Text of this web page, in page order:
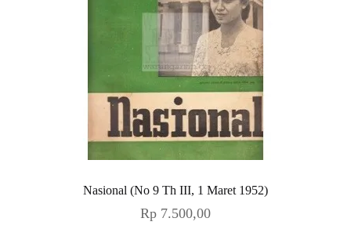
Nasional (No 9 Th III, 1 Maret 1952)
Rp 7.500,00